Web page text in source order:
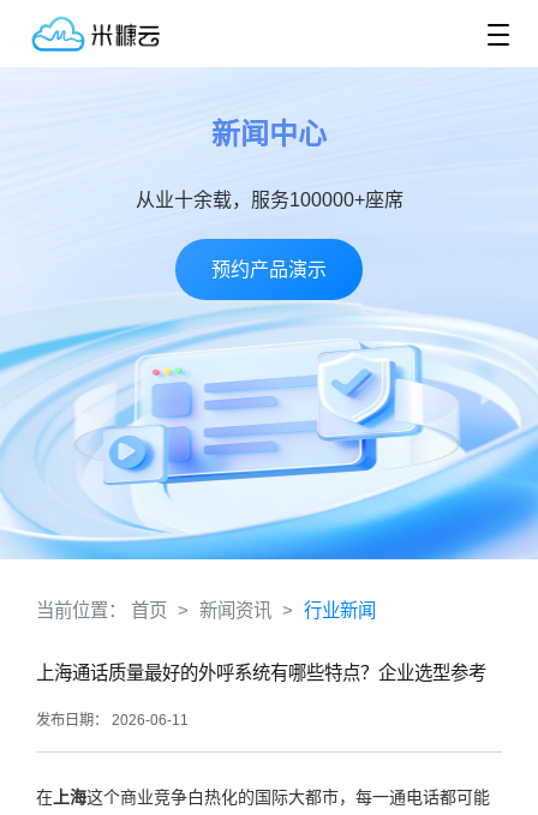
新闻中心
从业十余载，服务100000+座席
预约产品演示
当前位置： 首页 > 新闻资讯 > 行业新闻
上海通话质量最好的外呼系统有哪些特点？企业选型参考
发布日期： 2026-06-11
在 上海这个商业竞争白热化的国际大都市，每一通电话都可能